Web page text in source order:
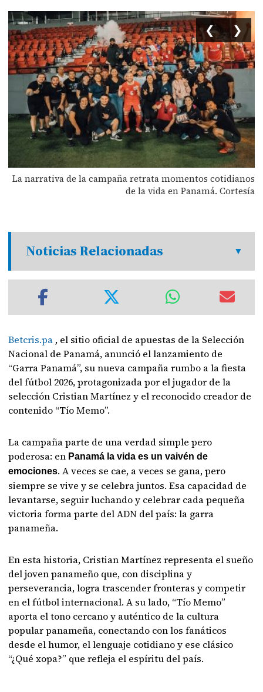
La narrativa de la campaña retrata momentos cotidianos
de la vida en Panamá. Cortesía
❮ ❯
Noticias Relacionadas
Betcris.pa , el sitio oficial de apuestas de la Selección
Nacional de Panamá, anunció el lanzamiento de
“Garra Panamá”, su nueva campaña rumbo a la fiesta
del fútbol 2026, protagonizada por el jugador de la
selección Cristian Martínez y el reconocido creador de
contenido “Tío Memo”.
La campaña parte de una verdad simple pero
poderosa: en Panamá la vida es un vaivén de
emociones. A veces se cae, a veces se gana, pero
siempre se vive y se celebra juntos. Esa capacidad de
levantarse, seguir luchando y celebrar cada pequeña
victoria forma parte del ADN del país: la garra
panameña.
En esta historia, Cristian Martínez representa el sueño
del joven panameño que, con disciplina y
perseverancia, logra trascender fronteras y competir
en el fútbol internacional. A su lado, “Tío Memo”
aporta el tono cercano y auténtico de la cultura
popular panameña, conectando con los fanáticos
desde el humor, el lenguaje cotidiano y ese clásico
“¿Qué xopa?” que refleja el espíritu del país.